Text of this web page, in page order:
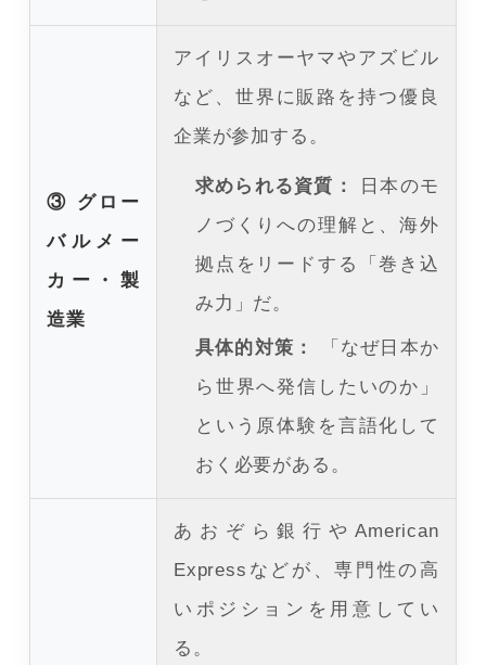
③ グロー
バルメー
カー・製
造業
アイリスオーヤマやアズビル
など、世界に販路を持つ優良
企業が参加する。
求められる資質：
日本のモ
ノづくりへの理解と、海外
拠点をリードする「巻き込
み力」だ。
具体的対策：
「なぜ日本か
ら世界へ発信したいのか」
という原体験を言語化して
おく必要がある。
あおぞら銀行やAmerican
Expressなどが、専門性の高
いポジションを用意してい
る。